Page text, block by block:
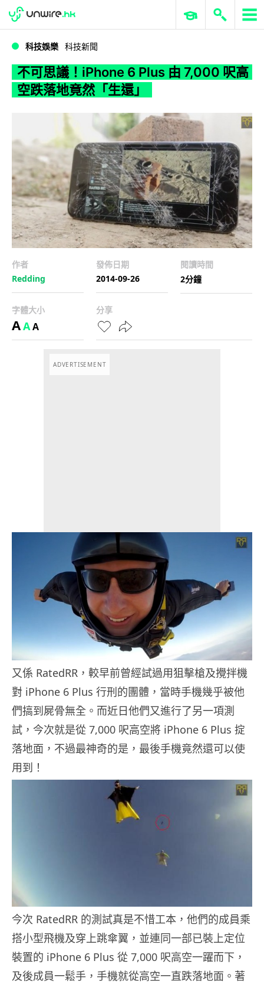
WWDC 2026 ERP 與商業 AI
科技娛樂 科技新聞
不可思議！iPhone 6 Plus 由 7,000 呎高
空跌落地竟然「生還」
作者
Redding
發佈日期
2014-09-26
閱讀時間
2分鐘
字體大小
AAA
分享
ADVERTISEMENT
又係 RatedRR，較早前曾經試過用狙擊槍及攪拌機
對 iPhone 6 Plus 行刑的團體，當時手機幾乎被他
們搞到屍骨無全。而近日他們又進行了另一項測
試，今次就是從 7,000 呎高空將 iPhone 6 Plus 掟
落地面，不過最神奇的是，最後手機竟然還可以使
用到！
今次 RatedRR 的測試真是不惜工本，他們的成員乘
搭小型飛機及穿上跳傘翼，並連同一部已裝上定位
裝置的 iPhone 6 Plus 從 7,000 呎高空一躍而下，
及後成員一鬆手，手機就從高空一直跌落地面。著